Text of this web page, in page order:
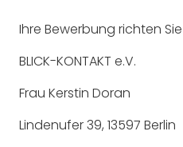
Ihre Bewerbung richten
BLICK-KONTAKT e.V.
Frau Kerstin Doran
Lindenufer 39, 13597 Berlin